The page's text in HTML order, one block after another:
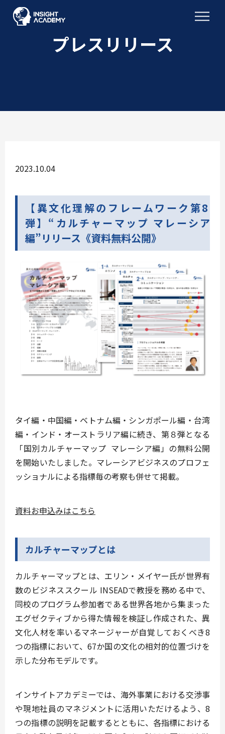
プレスリリース
2023.10.04
【異⽂化理解のフレームワーク第8
弾】“カルチャーマップ マレーシア
編”リリース《資料無料公開》
タイ編・中国編・ベトナム編・シンガポール編・台湾
編・インド・オーストラリア編に続き、第８弾となる
「国別カルチャーマップ マレーシア編」の無料公開
を開始いたしました。マレーシアビジネスのプロフェ
ッショナルによる指標毎の考察も併せて掲載。
資料お申込みはこちら
カルチャーマップとは
カルチャーマップとは、エリン・メイヤー氏が世界有
数のビジネススクール INSEADで教授を務める中で、
同校のプログラム参加者である世界各地から集まった
エグゼクティブから得た情報を検証し作成された、異
文化人材を率いるマネージャーが自覚しておくべき8
つの指標において、67か国の文化の相対的位置づけを
示した分布モデルです。
インサイトアカデミーでは、海外事業における交渉事
や現地社員のマネジメントに活用いただけるよう、8
つの指標の説明を記載するとともに、各指標における